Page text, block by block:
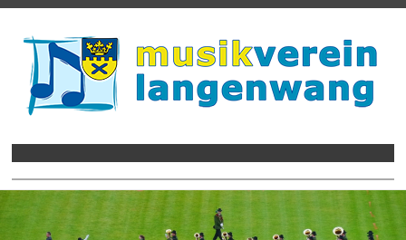
Zum
springen
Musikverein Langenwang
Menü